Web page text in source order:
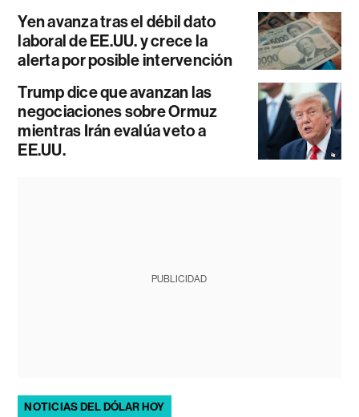
Yen avanza tras el débil dato
laboral de EE.UU. y crece la
alerta por posible intervención
Trump dice que avanzan las
negociaciones sobre Ormuz
mientras Irán evalúa veto a
EE.UU.
PUBLICIDAD
NOTICIAS DEL DÓLAR HOY